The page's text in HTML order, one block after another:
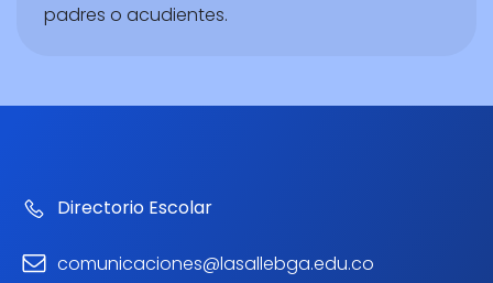
padres o acudientes.
Directorio Escolar
comunicaciones@lasallebga.edu.co